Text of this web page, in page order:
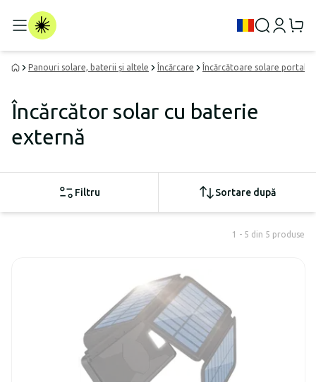
Panouri solare, baterii și altele Încărcare Încărcătoare solare
Încărcător solar cu baterie
externă
Filtru Sortare după
1 - 5 din 5 produse